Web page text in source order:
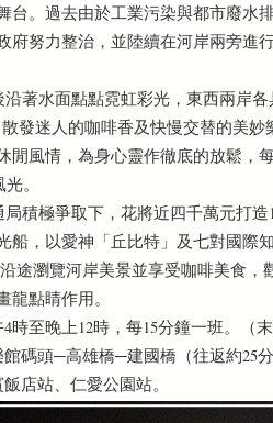
台。過去由於工業污染與都市廢水
府努力整治，並陸續在河岸兩旁進
水面點點霓虹彩光，東西兩岸各
發迷人的咖啡香及快慢交替的美妙
閒風情，為身心靈作徹底的放鬆，
。
極爭取下，花將近四千萬元打造
船，以愛神「丘比特」及七對國際
途瀏覽河岸美景並享受咖啡美食
龍點睛作用。
時至晚上12時，每15分鐘一班。（
碼頭─高雄橋─建國橋（往返約25
店站、仁愛公園站。